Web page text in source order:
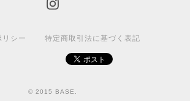
リシー 特定商取引法に基づく表記
© 2015 BASE.